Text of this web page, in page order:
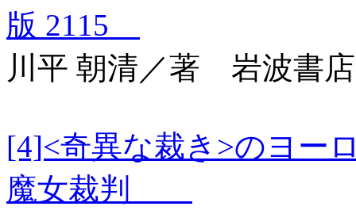
版 2115
川平 朝清／著 岩波書店
[4]<奇異な裁き>のヨ
魔女裁判